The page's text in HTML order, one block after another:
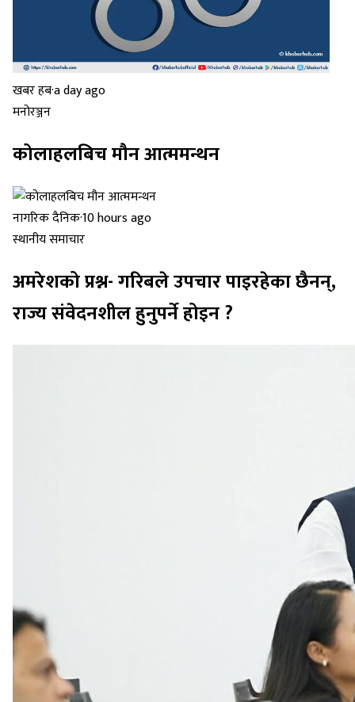
खबर हब·a day ago
मनोरञ्जन
कोलाहलबिच मौन आत्ममन्थन
नागरिक दैनिक·10 hours ago
स्थानीय समाचार
अमरेशको प्रश्न- गरिबले उपचार पाइरहेका छैनन्,
राज्य संवेदनशील हुनुपर्ने होइन ?